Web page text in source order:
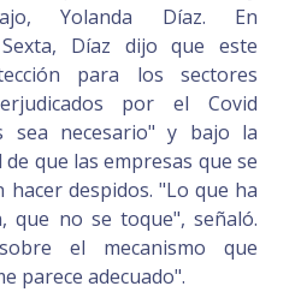
Yolanda Díaz. En
Díaz dijo que este
para los sectores
por el Covid
sea necesario" y bajo la
que las empresas que se
despidos. "Lo que ha
que no se toque", señaló.
el mecanismo que
parece adecuado".